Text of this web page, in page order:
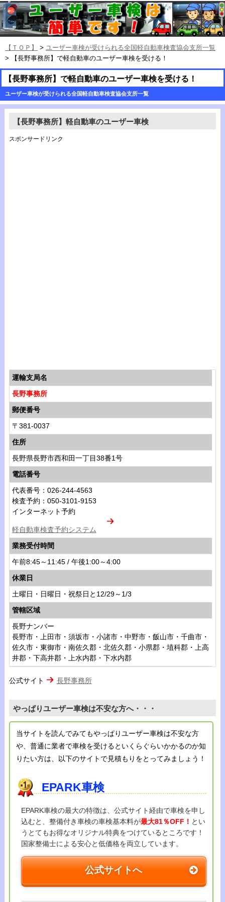
【ＴＯＰ】 > ユーザー車検が受けられる全国軽自動車検査協会支所一覧
> 【長野事務所】で軽自動車のユーザー車検を受ける！
【長野事務所】で軽自動車のユーザー車検を受ける！
ユーザー車検が受けられる全国軽自動車検査協会支所一覧
【長野事務所】軽自動車のユーザー車検
スポンサードリンク
運輸支局名
長野事務所
郵便番号
〒381-0037
住所
長野県長野市西和田一丁目38番1号
電話番号
代表番号：026-244-4563
検査予約：050-3101-9153
インターネット予約
軽自動車検査予約システム
業務受付時間
午前8:45～11:45 / 午後1:00～4:00
休業日
土曜日・日曜日・祝祭日と12/29～1/3
管轄区域
長野ナンバー
長野市・上田市・須坂市・小諸市・中野市・飯山市・千曲市・
佐久市・東御市・南佐久郡・北佐久郡・小県郡・埴科郡・上高
井郡・下高井郡・上水内郡・下水内郡
公式サイト 長野事務所
やっぱりユーザー車検は不安な方へ・・・
当サイトを読んでみてもやっぱりユーザー車検は不安な方
や、普通に業者で車検を受けるといくらぐらいかかるのか知
りたい方は、以下のサイトで見積もりをとってみましょう！
EPARK車検
EPARK車検の最大の特徴は、公式サイト経由で車検を申し
込むと、整備付き車検の車検基本料が最大81％OFF！ とい
うとてもお得なオリジナル特典をつけているところです！
国家整備士による安心と低価格を両立しています。
公式サイトへ